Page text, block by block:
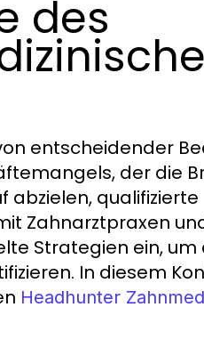
des
entscheidender
der die
abzielen, qualifizierte
Zahnarztpraxen
Strategien ein,
In diesem
Headhunter